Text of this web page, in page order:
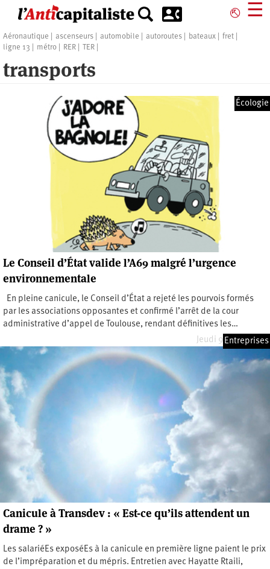
contenu
principal
⎋ ☰
Aéronautique ascenseurs automobile autoroutes bateaux
fret
ligne 13
métro RER TER
transports
Écologie
Le Conseil d’État valide l’A69 malgré l’urgence
environnementale
En pleine canicule, le Conseil d’État a rejeté les pourvois formés
par les associations opposantes et confirmé l’arrêt de la cour
administrative d’appel de Toulouse, rendant définitives les…
Jeudi 9 juillet 2026
Entreprises
Canicule à Transdev : « Est-ce qu’ils attendent un
drame ? »
Les salariéEs exposéEs à la canicule en première ligne paient le prix
de l’impréparation et du mépris. Entretien avec Hayatte Rtaili,